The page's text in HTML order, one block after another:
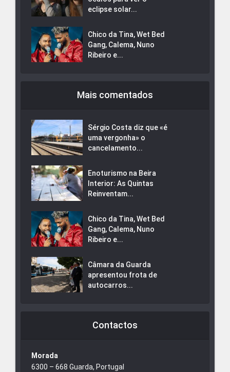
eclipse solar...
Chico da Tina, Wet Bed
Gang, Calema, Nuno
Ribeiro e...
Mais comentados
Sérgio Costa diz que «é
uma vergonha» o
cancelamento...
Enoturismo na Beira
Interior: As Quintas
Reinventam...
Chico da Tina, Wet Bed
Gang, Calema, Nuno
Ribeiro e...
Câmara da Guarda
apresentou frota de
autocarros...
Contactos
Morada
6300 – 668 Guarda, Portugal